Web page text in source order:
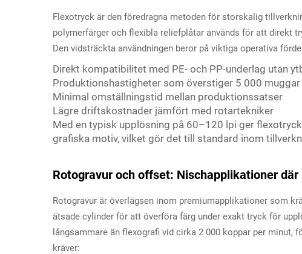
Flexotryck är den föredragna metoden för storskalig
polymerfärger och flexibla reliefplåtar används för att direkt
Den vidsträckta användningen beror på viktiga operativa
Direkt kompatibilitet med PE- och PP-underlag utan
Produktionshastigheter som överstiger 5 000
Minimal omställningstid mellan produktionssatser
Lägre driftskostnader jämfört med rotartekniker
Med en typisk upplösning på 60–120 lpi ger
grafiska motiv, vilket gör det till standard inom
Rotogravur och offset: Nischapplikationer
Rotogravur är överlägsen inom premiumapplikationer som
ätsade cylinder för att överföra färg under exakt tryck för
långsammare än flexografi vid cirka 2 000 koppar per
kräver: